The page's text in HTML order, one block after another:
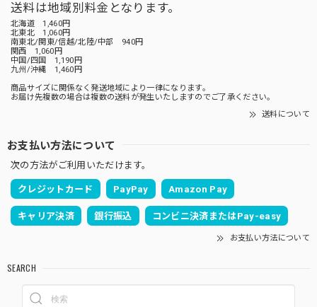
送料は地域別料金となります。
北海道 1,460円
北東北 1,060円
南東北/関東/信越/北陸/中部 940円
関西 1,060円
中国/四国 1,190円
九州/沖縄 1,460円
商品サイズに関係なく発送地域により一律になります。
お届け先複数の場合は複数の送料が発生いたしますのでご了承ください。
送料について
お支払い方法について
次の方法がご利用いただけます。
クレジットカード PayPay Amazon Pay
キャリア決済 銀行振込 コンビニ決済またはPay-easy
お支払い方法について
SEARCH